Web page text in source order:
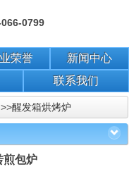
0799
荣誉
新闻中心
联系我们
>>醒发箱烘烤炉
煎包炉